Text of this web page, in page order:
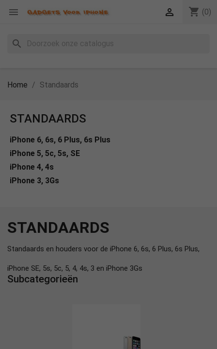
 shopping_cart (0)

search
Home Standaards
STANDAARDS
iPhone 6, 6s, 6 Plus, 6s Plus
iPhone 5, 5c, 5s, SE
iPhone 4, 4s
iPhone 3, 3Gs
STANDAARDS
Standaards en houders voor de iPhone 6, 6s, 6 Plus, 6s Plus,
iPhone SE, 5s, 5c, 5, 4, 4s, 3 en iPhone 3Gs
Subcategorieën